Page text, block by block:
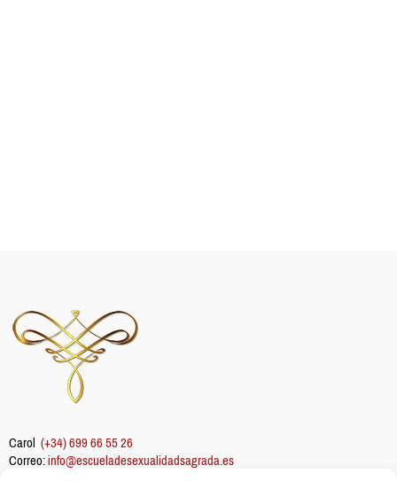
Carol (+34) 699 66 55 26
Correo:info@escueladesexualidadsagrada.es